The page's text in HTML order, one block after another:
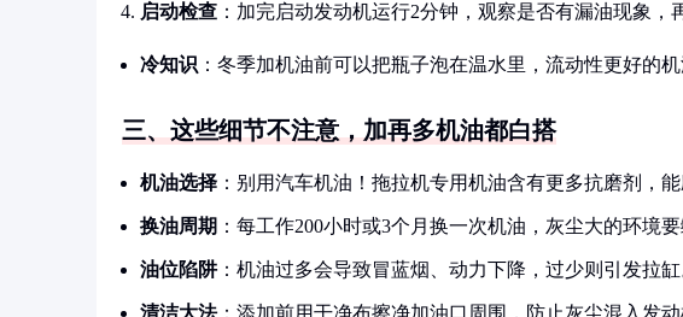
启动检查 ：加完启动发动机运行2分钟，观察是否有漏油现象，
冷知识 ：冬季加机油前可以把瓶子泡在温水里，流动性更好的
三、这些细节不注意，加再多机油都白搭
机油选择 ：别用汽车机油！拖拉机专用机油含有更多抗磨剂，能
换油周期 ：每工作200小时或3个月换一次机油，灰尘大的环境要
油位陷阱：机油过多会导致冒蓝烟、动力下降，过少则引发拉
清洁大法：添加前用干净布擦净加油口周围，防止灰尘混入发动